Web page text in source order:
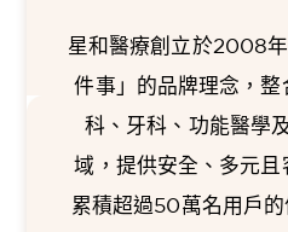
星和醫療創立於2008
件事」的品牌理念，
科、牙科、功能醫學
域，提供安全、多元且
累積超過50萬名用戶